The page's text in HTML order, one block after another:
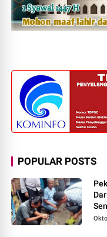
POPULAR POSTS